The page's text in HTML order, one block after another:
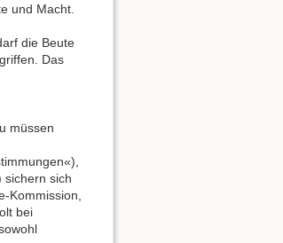
und Macht.
die Beute
Das
müssen
sichern sich
Kommission,
bei